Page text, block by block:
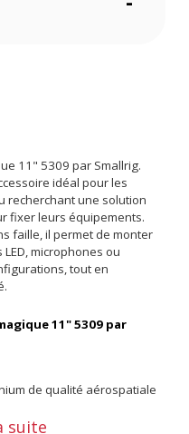
11" 5309 par Smallrig.
idéal pour les
recherchant une solution
fixer leurs équipements.
faille, il permet de monter
microphones ou
tout en
11" 5309 par
de qualité aérospatiale
fixation sans déviation
suite